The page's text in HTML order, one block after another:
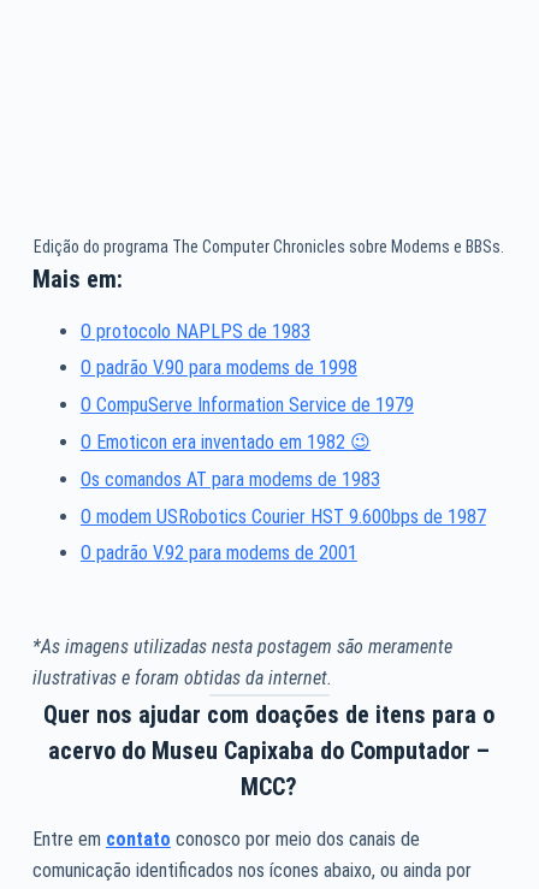
Edição do programa The Computer Chronicles sobre Modems e BBSs.
Mais em:
O protocolo NAPLPS de 1983
O padrão V.90 para modems de 1998
O CompuServe Information Service de 1979
O Emoticon era inventado em 1982 😉
Os comandos AT para modems de 1983
O modem USRobotics Courier HST 9.600bps de 1987
O padrão V.92 para modems de 2001
*As imagens utilizadas nesta postagem são meramente
ilustrativas e foram obtidas da internet.
Quer nos ajudar com doações de itens para o
acervo do Museu Capixaba do Computador –
MCC?
Entre em contato conosco por meio dos canais de
comunicação identificados nos ícones abaixo, ou ainda por